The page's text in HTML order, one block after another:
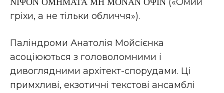
гріхи, а не тільки обличчя»).
Паліндроми Анатолія Мойсієнка
асоціюються з головоломними і
дивоглядними архітект-спорудами. Ці
примхливі, екзотичні текстові ансамблі